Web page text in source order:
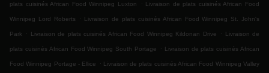
plats cuisinés African Food Winnipeg Luxton . Livraison de plats cuisinés African Food
Winnipeg Lord Roberts . Livraison de plats cuisinés African Food Winnipeg St. John's
Park . Livraison de plats cuisinés African Food Winnipeg Kildonan Drive . Livraison de
plats cuisinés African Food Winnipeg South Portage . Livraison de plats cuisinés African
Food Winnipeg Portage - Ellice . Livraison de plats cuisinés African Food Winnipeg Valley